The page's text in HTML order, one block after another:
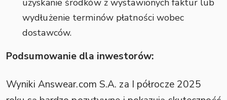
uzyskanie środków z wystawionych faktur lub
wydłużenie terminów płatności wobec
dostawców.
Podsumowanie dla inwestorów:
Wyniki Answear.com S.A. za I półrocze 2025